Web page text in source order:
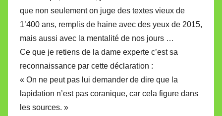
que non seulement on juge des textes vieux de
1’400 ans, remplis de haine avec des yeux de 2015,
mais aussi avec la mentalité de nos jours …
Ce que je retiens de la dame experte c’est sa
reconnaissance par cette déclaration :
« On ne peut pas lui demander de dire que la
lapidation n’est pas coranique, car cela figure dans
les sources. »